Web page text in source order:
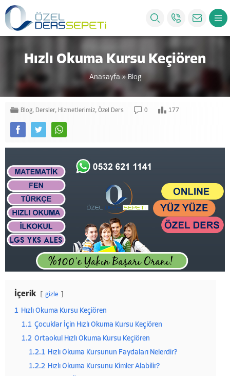
Hızlı Okuma Kursu Keçiören
Anasayfa » Blog
Blog, Dersler, Hizmetlerimiz, Özel Ders 0 177
İçerik gizle
1 Hızlı Okuma Kursu Keçiören
1.1 Çocuklar İçin Hızlı Okuma Kursu Keçiören
1.2 Ortaokul Hızlı Okuma Kursu Keçiören
1.2.1 Hızlı Okuma Kursunun Faydaları Nelerdir?
1.2.2 Hızlı Okuma Kursunu Kimler Alabilir?